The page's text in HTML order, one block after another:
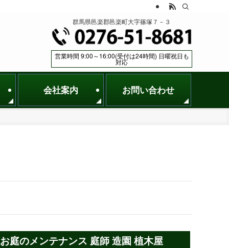
会社案内 お問い合わせ
群馬県邑楽郡邑楽町大字篠塚７－３
営業時間 9:00～16:00(受付は24時間) 日曜祝日も
対応
庭のメンテナンス 庭師 造園 植木屋